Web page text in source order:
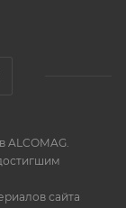
ALCOMAG.
сайта